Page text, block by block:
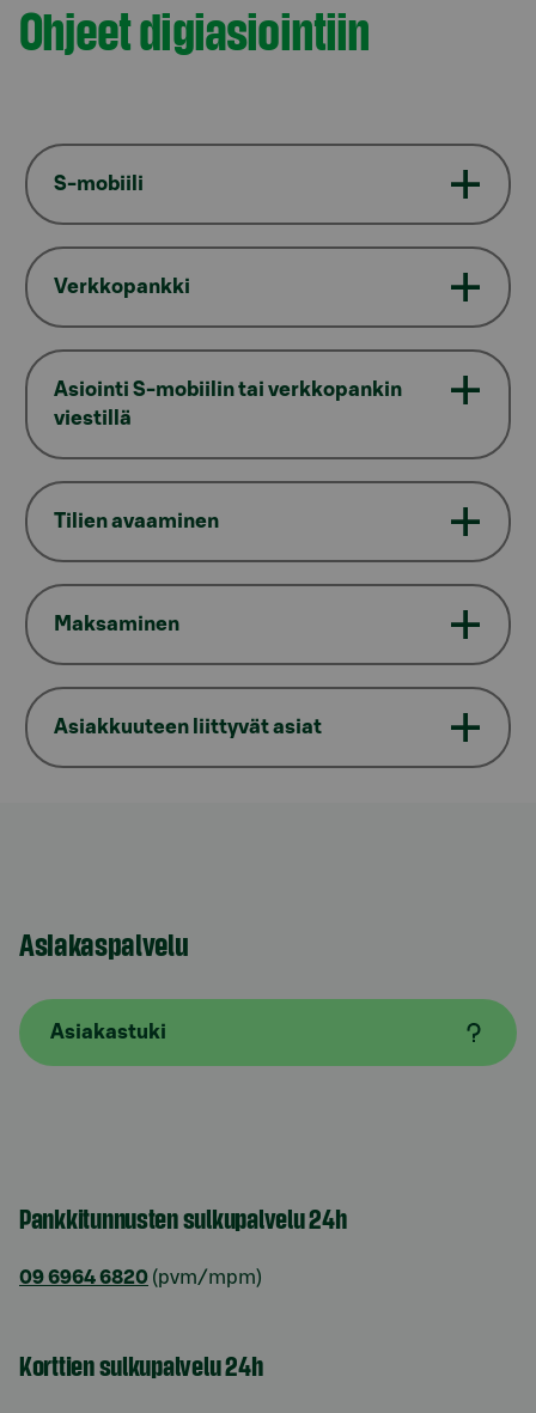
Ohjeet digiasiointiin
S-mobiili
Verkkopankki
Asiointi S-mobiilin tai verkkopankin
viestillä
Tilien avaaminen
Maksaminen
Asiakkuuteen liittyvät asiat
Asiakaspalvelu
Asiakastuki
Pankkitunnusten sulkupalvelu 24h
09 6964 6820 (pvm/mpm)
Korttien sulkupalvelu 24h